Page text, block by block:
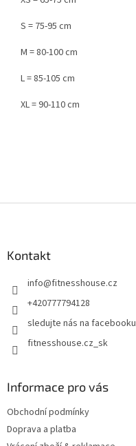
S = 75-95 cm
M = 80-100 cm
L = 85-105 cm
XL = 90-110 cm
Kontakt
info@fitnesshouse.cz
+420777794128
sledujte nás na facebooku
fitnesshouse.cz_sk
Informace pro vás
Obchodní podmínky
Doprava a platba